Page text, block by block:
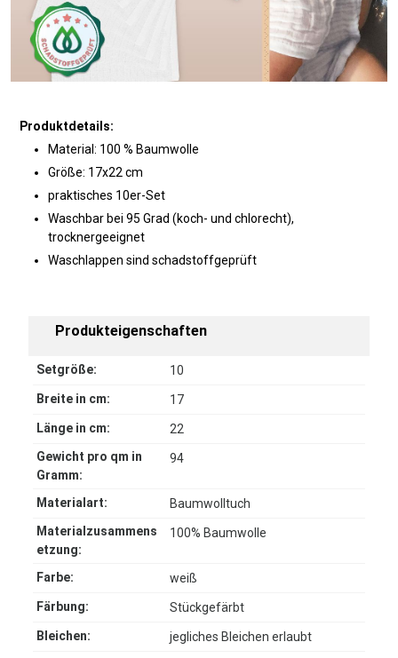
Produktdetails:
Material: 100 % Baumwolle
Größe: 17x22 cm
praktisches 10er-Set
Waschbar bei 95 Grad (koch- und chlorecht),
trocknergeeignet
Waschlappen sind schadstoffgeprüft
Produkteigenschaften
Setgröße:
10
Breite in cm:
17
Länge in cm:
22
Gewicht pro qm in
Gramm:
94
Materialart:
Baumwolltuch
Materialzusammens
etzung:
100% Baumwolle
Farbe:
weiß
Färbung:
Stückgefärbt
Bleichen:
jegliches Bleichen erlaubt